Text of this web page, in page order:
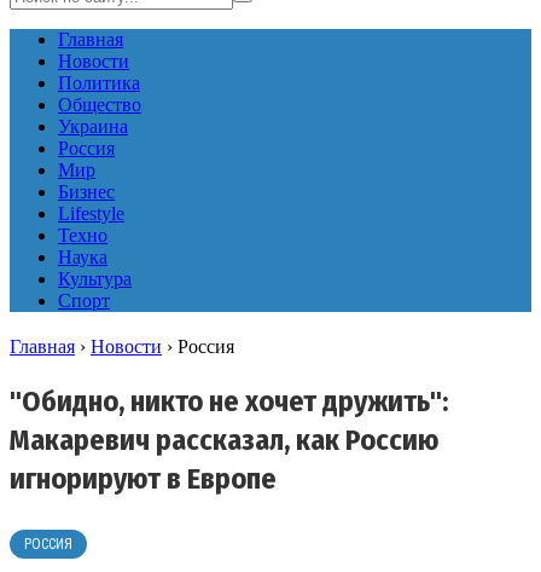
Главная
Новости
Политика
Общество
Украина
Россия
Мир
Бизнес
Lifestyle
Техно
Наука
Культура
Спорт
Главная › Новости › Россия
"Обидно, никто не хочет дружить":
Макаревич рассказал, как Россию
игнорируют в Европе
РОССИЯ